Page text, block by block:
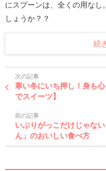
にスプーンは、全くの用な
しょうか？？
続
次の記事
寒い冬にいち押し！身も
でスイーツ】
前の記事
いぶりがっこだけじゃな
ん」のおいしい食べ方